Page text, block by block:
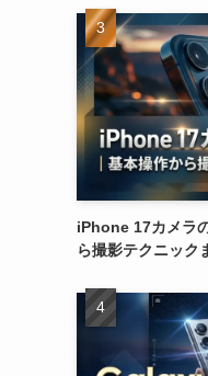
iPhone 17カメラ
ら撮影テクニック